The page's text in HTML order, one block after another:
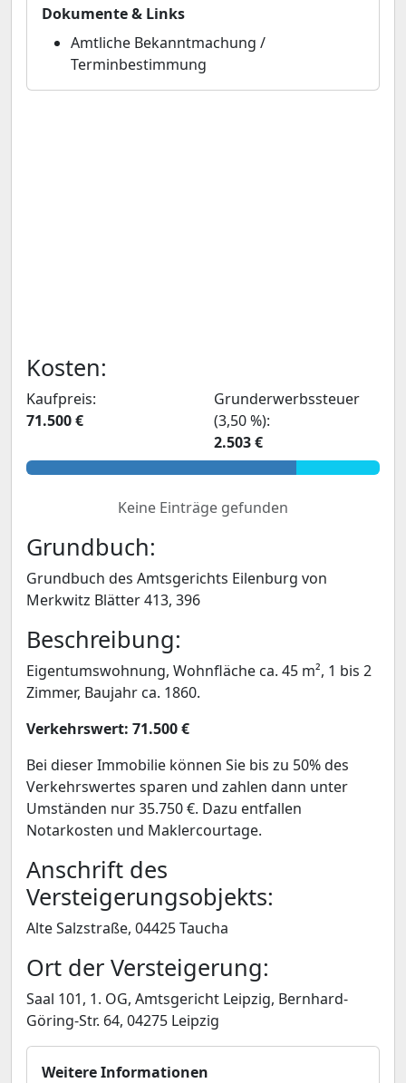
Dokumente & Links
Amtliche Bekanntmachung /
Terminbestimmung
Kosten:
Kaufpreis:
71.500 €
Grunderwerbssteuer
(3,50 %):
2.503 €
Keine Einträge gefunden
Grundbuch:
Grundbuch des Amtsgerichts Eilenburg von
Merkwitz Blätter 413, 396
Beschreibung:
Eigentumswohnung, Wohnfläche ca. 45 m², 1 bis 2
Zimmer, Baujahr ca. 1860.
Verkehrswert: 71.500 €
Bei dieser Immobilie können Sie bis zu 50% des
Verkehrswertes sparen und zahlen dann unter
Umständen nur 35.750 €. Dazu entfallen
Notarkosten und Maklercourtage.
Anschrift des
Versteigerungsobjekts:
Alte Salzstraße, 04425 Taucha
Ort der Versteigerung:
Saal 101, 1. OG, Amtsgericht Leipzig, Bernhard-
Göring-Str. 64, 04275 Leipzig
Weitere Informationen